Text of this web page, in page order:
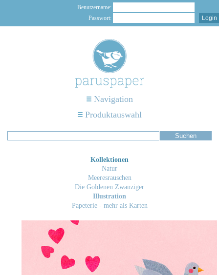
Benutzername:
Passwort:
Navigation
Produktauswahl
Kollektionen
Natur
Meeresrauschen
Die Goldenen Zwanziger
Illustration
Papeterie - mehr als Karten